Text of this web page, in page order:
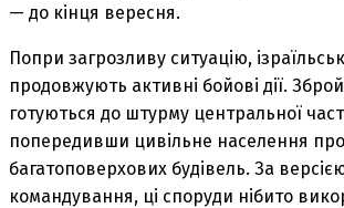
— до кінця вересня.
Попри загрозливу ситуацію,
продовжують активні бойові дії.
готуються до штурму центральної
попередивши цивільне населення
багатоповерхових будівель. За
командування, ці споруди нібито